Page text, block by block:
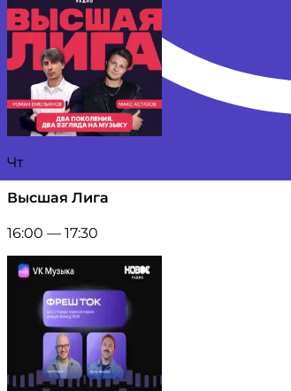
Чт
Высшая Лига
16:00 — 17:30